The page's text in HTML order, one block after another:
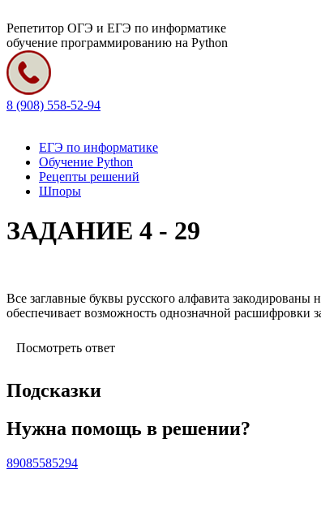
Репетитор ОГЭ и ЕГЭ по информатике
обучение программированию на Python
8 (908) 558-52-94
ЕГЭ по информатике
Обучение Python
Рецепты решений
Шпоры
ЗАДАНИЕ 4 - 29
Все заглавные буквы русского алфавита
обеспечивает возможность однозначной расшифровки
Посмотреть ответ
Подсказки
Нужна помощь в решении?
89085585294